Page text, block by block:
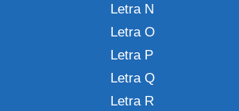
Letra N
Letra O
Letra P
Letra Q
Letra R